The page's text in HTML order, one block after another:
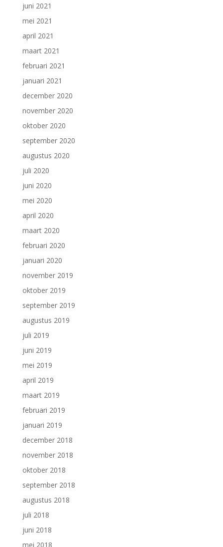
juni 2021
mei 2021
april 2021
maart 2021
februari 2021
januari 2021
december 2020
november 2020
oktober 2020
september 2020
augustus 2020
juli 2020
juni 2020
mei 2020
april 2020
maart 2020
februari 2020
januari 2020
november 2019
oktober 2019
september 2019
augustus 2019
juli 2019
juni 2019
mei 2019
april 2019
maart 2019
februari 2019
januari 2019
december 2018
november 2018
oktober 2018
september 2018
augustus 2018
juli 2018
juni 2018
mei 2018